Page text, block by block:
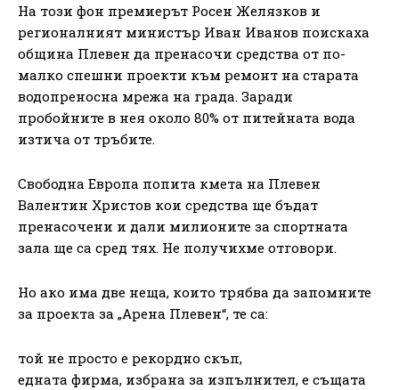
На този фон премиерът Росен Желязков и
регионалният министър Иван Иванов поискаха
община Плевен да пренасочи средства от по-
малко спешни проекти към ремонт на старата
водопреносна мрежа на града. Заради
пробойните в нея около 80% от питейната вода
изтича от тръбите.
Свободна Европа попита кмета на Плевен
Валентин Христов кои средства ще бъдат
пренасочени и дали милионите за спортната
зала ще са сред тях. Не получихме отговори.
Но ако има две неща, които трябва да запомните
за проекта за „Арена Плевен“, те са:
той не просто е рекордно скъп,
едната фирма, избрана за изпълнител, е същата